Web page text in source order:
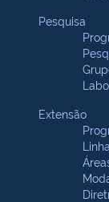
Pesquisa
Extensão